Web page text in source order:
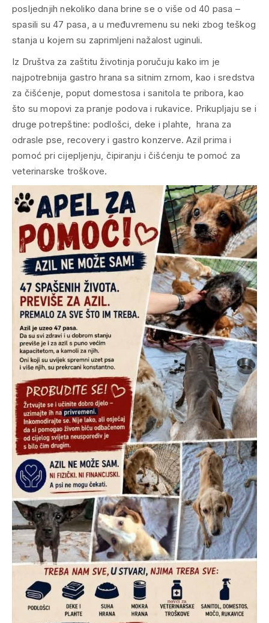
posljednjih nekoliko dana brine se o više od 40 pasa –
spasili su 47 pasa, a u međuvremenu su neki zbog teškog
stanja u kojem su zaprimljeni nažalost uginuli.
Iz Društva za zaštitu životinja poručuju kako im je
najpotrebnija gastro hrana sa sitnim zrnom, kao i sredstva
za čišćenje, poput domestosa i sanitola te pribora, kao
što su mopovi za pranje podova i rukavice. Prikupljaju se i
druge potrepštine: podlošci, deke i plahte, hrana za
odrasle pse, recovery i gastro konzerve. Azil prima i
pomoć pri cijepljenju, čipiranju i čišćenju te pomoć za
veterinarske troškove.